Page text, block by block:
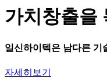
가치창출을
일신하이텍 은 남다른 기
자세히보기